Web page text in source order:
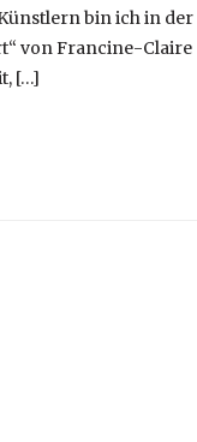
bin ich in der
von Francine-Claire
[…]